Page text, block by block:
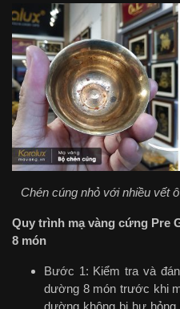
Chén cúng nhỏ với nhiều vết
Quy trình mạ vàng cứng Pre
8 món
Bước 1: Kiểm tra và
dường 8 món trước khi
dường không bị hư